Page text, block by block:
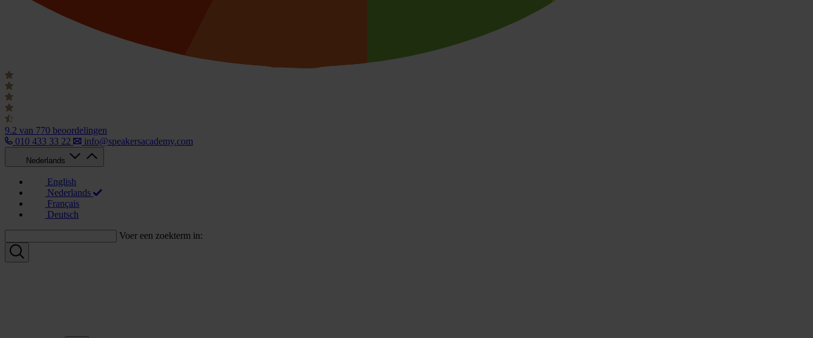
9.2 van 770 beoordelingen
010 433 33 22
info@speakersacademy.com
Nederlands
English
Nederlands
Français
Deutsch
Voer een zoekterm in: